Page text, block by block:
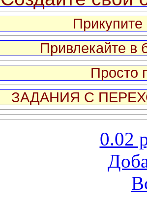
Привлекайте в
Просто
ЗАДАНИЯ С
0.02